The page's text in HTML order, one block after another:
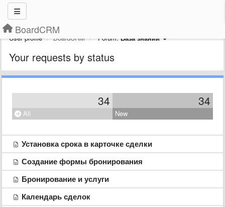
BoardCRM
User profile BoardCRM Forum:База знаний
Your requests by status
34 34
All New
Установка срока в карточке сделки
Создание формы бронирования
Бронирование и услуги
Календарь сделок